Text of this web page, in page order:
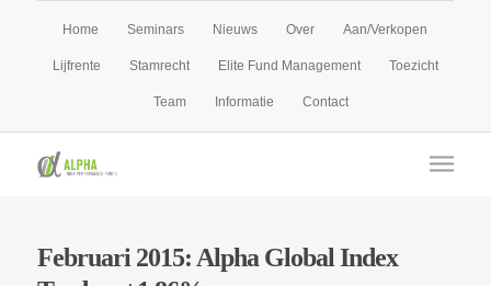
Home Seminars Nieuws Over Aan/Verkopen
Lijfrente Stamrecht Elite Fund Management Toezicht
Team Informatie Contact
Februari 2015: Alpha Global Index